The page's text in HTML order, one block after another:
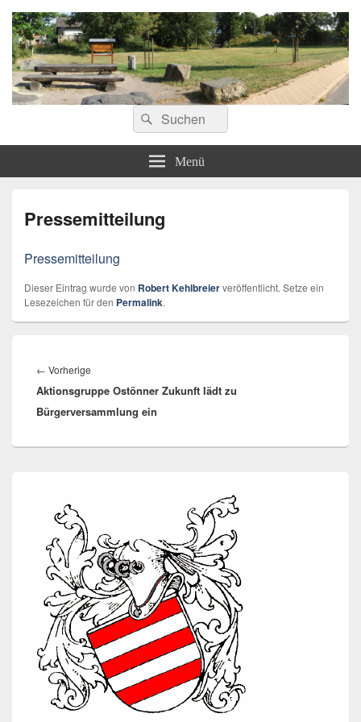
ostoennen.deSuchen
nach:
Suchen
Menü
Pressemitteilung
Pressemitteilung
Dieser Eintrag wurde von Robert Kehlbreierveröffentlicht. Setze ein
Lesezeichen für den Permalink.
← Vorherige
Beitrag:
Aktionsgruppe Ostönner Zukunft lädt zu
Bürgerversammlung ein
Widgetbereich